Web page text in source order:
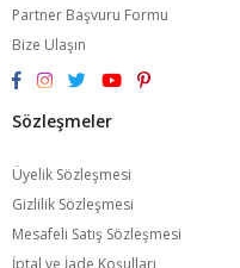
Partner Başvuru Formu
Bize Ulaşın
Sözleşmeler
Üyelik Sözleşmesi
Gizlilik Sözleşmesi
Mesafeli Satış Sözleşmesi
İptal ve İade Koşulları